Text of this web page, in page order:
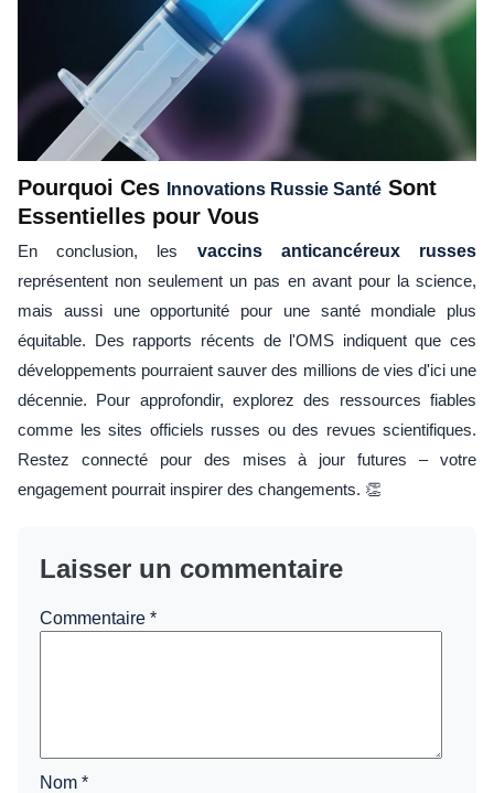
Pourquoi Ces Innovations Russie Santé Sont
Essentielles pour Vous
En conclusion, les vaccins anticancéreux russes
représentent non seulement un pas en avant pour la science,
mais aussi une opportunité pour une santé mondiale plus
équitable. Des rapports récents de l'OMS indiquent que ces
développements pourraient sauver des millions de vies d'ici une
décennie. Pour approfondir, explorez des ressources fiables
comme les sites officiels russes ou des revues scientifiques.
Restez connecté pour des mises à jour futures – votre
engagement pourrait inspirer des changements. 👏
Laisser un commentaire
Commentaire *
Nom *